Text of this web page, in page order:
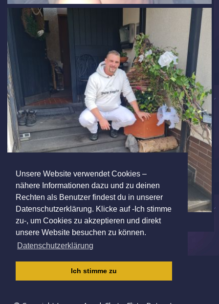
Unsere Website verwendet Cookies –
nähere Informationen dazu und zu deinen
Rechten als Benutzer findest du in unserer
Datenschutzerklärung. Klicke auf -Ich stimme
zu-, um Cookies zu akzeptieren und direkt
unsere Website besuchen zu können.
Datenschutzerklärung
Ich stimme zu
|AGB|DATENSCHUTZ
KINDERSCHUTZRICHTLINIE